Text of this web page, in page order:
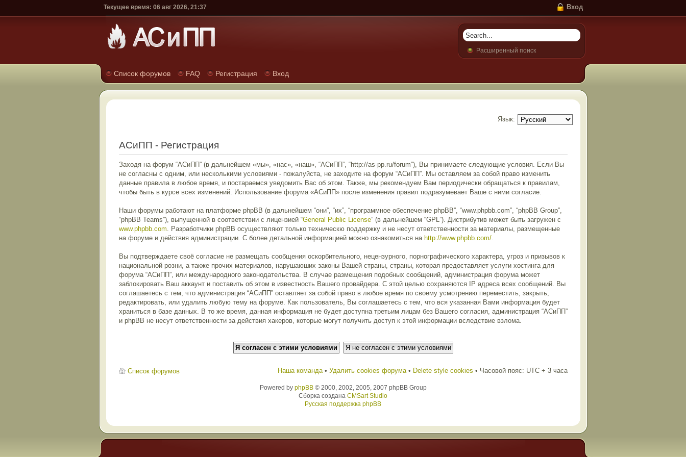
Текущее время: 06 авг 2026, 21:37 Вход
Расширенный поиск
Список форумов FAQ Регистрация Вход
Язык:
АСиПП - Регистрация
Заходя на форум “АСиПП” (в дальнейшем «мы», «нас», «наш», “АСиПП”, “http://as-pp.ru/forum”), Вы принимаете следующие условия. Если Вы
не согласны с одним, или несколькими условиями - пожалуйста, не заходите на форум “АСиПП”. Мы оставляем за собой право изменить
данные правила в любое время, и постараемся уведомить Вас об этом. Также, мы рекомендуем Вам периодически обращаться к правилам,
чтобы быть в курсе всех изменений. Использование форума «АСиПП» после изменения правил подразумевает Ваше с ними согласие.
Наши форумы работают на платформе phpBB (в дальнейшем “они”, “их”, “программное обеспечение phpBB”, “www.phpbb.com”, “phpBB Group”,
“phpBB Teams”), выпущенной в соответствии с лицензией “General Public License” (в дальнейшем “GPL”). Дистрибутив может быть загружен с
www.phpbb.com. Разработчики phpBB осуществляют только техническю поддержку и не несут ответственности за материалы, размещенные
на форуме и действия администрации. С более детальной информацией можно ознакомиться на http://www.phpbb.com/.
Вы подтверждаете своё согласие не размещать сообщения оскорбительного, нецензурного, порнографического характера, угроз и призывов к
национальной розни, а также прочих материалов, нарушаюших законы Вашей страны, страны, которая предоставляет услуги хостинга для
форума “АСиПП”, или международного законодательства. В случае размещения подобных сообщений, администрация форума может
заблокировать Ваш аккаунт и поставить об этом в известность Вашего провайдера. С этой целью сохраняются IP адреса всех сообщений. Вы
соглашаетесь с тем, что администрация “АСиПП” оставляет за собой право в любое время по своему усмотрению переместить, закрыть,
редактировать, или удалить любую тему на форуме. Как пользователь, Вы соглашаетесь с тем, что вся указанная Вами информация будет
храниться в базе данных. В то же время, данная информация не будет доступна третьим лицам без Вашего согласия, администрация “АСиПП”
и phpBB не несут ответственности за действия хакеров, которые могут получить доступ к этой информации вследствие взлома.
Список форумов Наша команда• Удалить cookies форума• Delete style cookies • Часовой пояс: UTC + 3 часа
Powered by phpBB© 2000, 2002, 2005, 2007 phpBB Group
Сборка создана CMSart Studio
Русская поддержка phpBB